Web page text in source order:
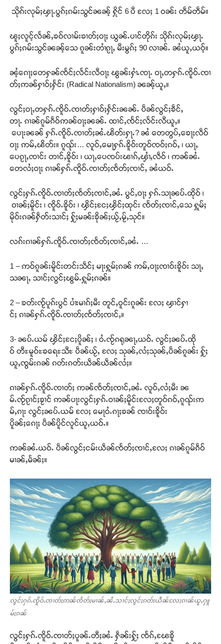
သိုၵ်းလုမ်ႈၾႃႉပွၵ်ႈၵမ်းသွင်ၼၼ့် ႁိုင် 6 ပီ လႄႈ 1 ဝၼ်း တဵမ်တဵမ်။
ၽူႈလူင့်လႅၼ်ႇၶဝ်လၢမ်းၶၢတ်ႈဝႃႈ ယွၼ်ႉပၢင်တိုၵ်း သိုၵ်းလုမ်ႈၾႃႉ
ပွၵ်ႈၵမ်းသွင်ၼၼ့်သေ ၵူၼ်းတၢႆၵႂႃႇ မီးမွၵ်ႈ 90 လၢၼ်ႉ ၼႆယူႇယဝ့်။
ၼႆ့ၵေႃႈတေႁၼ်ၸႅင်ႈလႅင်းလီဝႃႈ ၽွၼ်းႁၢႆႉၸႃႉ ဝႃႇတႁၵ်ႉၸိူဝ်ႉၸၢ
တ်ႈဢၼ်ႁၢဝ်ႈႁႅင်း (Radical Nationalism) ၼၼ့်ယူႇ။
လွင်ႈဝႃႇတႁၵ်ႉၸိူဝ်ႉၸၢတ်ႈႁၢဝ်ႈႁႅင်းၼၼ်ႉ ပဵၼ်လွင်ႈၶဵင်ႇ
တႃႉ ၵၢၼ်ၵူမ်ၵဵဝ်ဢၼ်ဝႃႈၼၼ်ႉ ထၢင်ႇၸႅင်ႈလႅင်းလီယူႇ။
ပေႃးၼၼ် ႁၵ်ႉၸိူဝ်ႉၸၢတ်ႈၼႆႉၽိတ်းႁႃႉ? ၼႆ တေတွပ်ႇၶေႃႈလဵဝ်
ဝႃႈ ဢမ်ႇၽိတ်း။ ၵူၺ်း… လူဝ်ႇမေႃႁၵ်ႉၶိူဝ်းတူဝ်ၸဝ်ႈၵဝ်ႇ ၊ ယႃႇ
ပေၵႂႃႇၸၢင်း တၢင်ႇၶိူဝ်း ၊ ယႃႇပေၸပ်းၽၢၵ်ႇၾၢႆႇလဵဝ် ၊ ဢၼ်ၼႆႉ
တေလႆႈဝႃႈ ၵၢၼ်ႁၵ်ႉၸိူဝ်ႉၸၢတ်ႈၸႅတ်ႈၸၢင်ႇ ၼႆယဝ်ႉ
လွင်ႈႁၵ်ႉၸိူဝ်ႉၸၢတ်ႈၸႅတ်ႈၸၢင်ႇၼႆႉ ပွင်ႇဝႃႈ ႁၵ်ႉသႃၼပ်ႉထိုဝ် ၊
ဝၢၼ်ႈမိူင်း ၊ ၸိူဝ်ႉၶိူဝ်း ၊ ၾိင်ႈငႄႈၾိင်ႈထုင်း ၸႅတ်ႈၸၢင်ႇသေ ႁူမ်ႈ
မိုဝ်းၵၼ်ႁဵတ်းသၢင်ႈ ႁႂ်ႈမၼ်းၶိုၼ်ႈယႂ်ႇမႂ်ႇသုင်။
လၵ်းၵၢၼ်ႁၵ်ႉၸိူဝ်ႉၸၢတ်ႈၸႅတ်ႈၸၢင်ႇၼႆႉ …
1 – ဢဝ်ၵူၼ်းမိူင်းတင်းသဵင်ႈ မႃးႁူမ်ႈၵၼ် ဢမ်ႇဝႃႈၸၢဝ်းၶိူဝ်း သႃႇ
သၼႃႇ သၢင်ႈလွင်ႈၽွမ်ႉႁူမ်ႈၵၼ်။
2 – ၶတ်းၸႂ်ပူၵ်းပွင် ပၢႆးမၢၵ်ႈမီး တူင်ႇဝူင်းၵူၼ်း လႄႈ ၾၢင်ႁၢ
င်ႈ ၵၢၼ်ႁၵ်ႉၸိူဝ်ႉၸၢတ်ႈၸႅတ်ႈၸၢင်ႇ။
3- ၼပ်ႉယမ် ၾိင်ႈငႄႈပိူၼ်ႈ ၊ ဝႆႉၸႂ်ၵရုၼႃႇယဝ်ႉ လွင်ႈၼပ်ႉထို
ဝ် တီႊမူဝ်ႊၶရေႊသီႊ ပဵၼ်ယႂ်ႇ လႄႈ သုၼ်ႇလႆႈသုၼ်ႇပဵၼ်ၵူၼ်း ႁႂ်ႈ
ယူႇၸွမ်းၵၼ် ၵတ်းၵတ်းယဵၼ်ယဵၼ်လႆႈ။
ၵၢၼ်ႁၵ်ႉၸိူဝ်ႉၸၢတ်ႈ ဢၼ်ၸႅတ်ႈၸၢင်ႇၼႆႉ လူဝ်ႇလႆႈမီး ၼ
မ်ႉၸႂ်ၵႂၢင်ႈၶႂၢင် ဢၼ်ပႃးလွင်ႈႁၵ်ႉဝၢၼ်ႈမိူင်းလႄႈတူဝ်ၵဝ်ႇၵူၺ်းဢ
မ်ႇၵႃး လွင်ႈၼပ်ႉယမ် လႄႈ မေႃဝႆႉၵႃႈၶၼ် ၸၢဝ်းၶိူဝ်း
ပိူၼ်ႈၵေႃႈ ပဵၼ်ပိူင်လူင်ယူႇယဝ်ႉ။
ဢၼ်ၼႆႉယဝ်ႉ ပဵၼ်လွင်ႈငမ်းယဵၼ်ၸႅတ်ႈၸၢင်ႇလႄႈ ၵၢၼ်ၵူမ်ၵဵဝ်
မၢၼ်ႇမႅၼ်ႈ။
လွင်ႈႁၵ်ႉၸိူဝ်ႉၸၢတ်ႈဢၼ်ၸႅတ်ႈမၢၼ်ႇၼႆႉသၢင်ႈလွင်ႈၵတ်းယဵၼ်လႄႈၵၢၼ်ယူႇႁူ
မ်ႈၵၼ်
လွင်ႈႁၵ်ႉၸိူဝ်ႉၸၢတ်ႈပူၼ်ႉတီႈၼႆႉ ႁဵၼ်းႁႂ်ႈ ၸႅၵ်ႇၽႄၶိူ